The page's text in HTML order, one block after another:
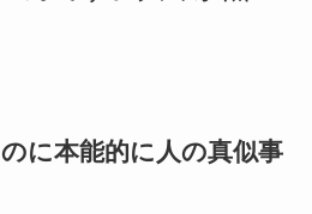
に本能的に人の真似事